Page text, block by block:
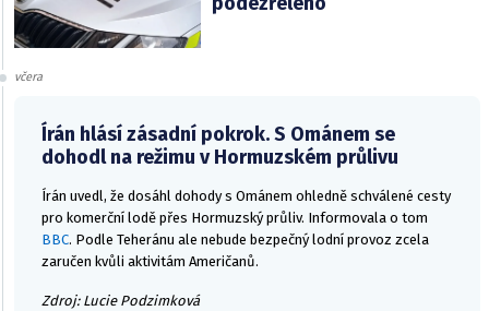
včera
Írán hlásí zásadní pokrok. S Ománem se
dohodl na režimu v Hormuzském průlivu
Írán uvedl, že dosáhl dohody s Ománem ohledně schválené cesty
pro komerční lodě přes Hormuzský průliv. Informovala o tom
BBC. Podle Teheránu ale nebude bezpečný lodní provoz zcela
zaručen kvůli aktivitám Američanů.
Zdroj: Lucie Podzimková